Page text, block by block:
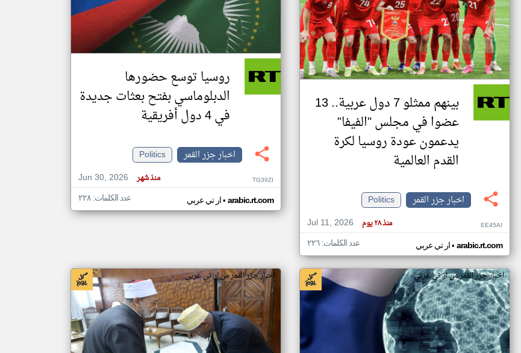
تغيير الدولة
اخبار جزر القمر على مدار الساعة
أهم اخبار جزر القمر العاجلة والمباشرة
بينهم ممثلو 7 دول عربية.. 13
عضوا في مجلس "الفيفا"
يدعمون عودة روسيا لكرة
القدم العالمية
اخبار جزر القمر
Politics
Jul 11, 2026
منذ ٢٨ يوم EE45AI
ار تي عربي• arabic.rt.com عدد الكلمات: ٢٢٦
روسيا توسع حضورها
الدبلوماسي بفتح بعثات جديدة
في 4 دول أفريقية
اخبار جزر القمر
Politics
Jun 30, 2026
منذ شهر TG39ZI
ار تي عربي• arabic.rt.com عدد الكلمات: ٢٢٨
اخبار جزر القمر من ار تي عربي اخبار جزر القمر من ار تي عربي
klyoum.com